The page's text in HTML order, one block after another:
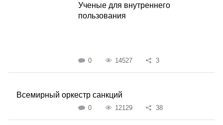
Ученые для внутреннего
пользования
0 14527 3
Всемирный оркестр санкций
0 12129 38